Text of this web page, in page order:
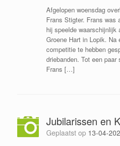
Afgelopen woensdag
Frans Stigter. Frans was
hij speelde waarschijnlijk
Groene Hart in Lopik. Na
competitie te hebben
driebanden. Tot een
Frans […]
Jubilarissen en
Geplaatst op 13-04-